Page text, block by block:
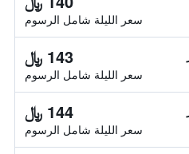
سعر الليلة شامل الرسوم
143 ﷼
سعر الليلة شامل الرسوم
144 ﷼
سعر الليلة شامل الرسوم